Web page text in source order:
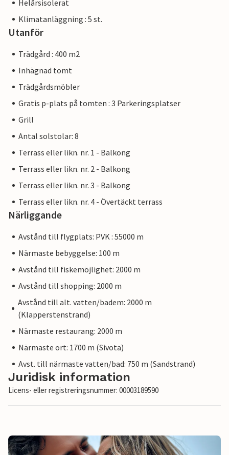
Helårsisolerat
Klimatanläggning : 5 st.
Utanför
Trädgård : 400 m2
Inhägnad tomt
Trädgårdsmöbler
Gratis p-plats på tomten : 3 Parkeringsplatser
Grill
Antal solstolar: 8
Terrass eller likn. nr. 1 - Balkong
Terrass eller likn. nr. 2 - Balkong
Terrass eller likn. nr. 3 - Balkong
Terrass eller likn. nr. 4 - Övertäckt terrass
Närliggande
Avstånd till flygplats: PVK : 55000 m
Närmaste bebyggelse: 100 m
Avstånd till fiskemöjlighet: 2000 m
Avstånd till shopping: 2000 m
Avstånd till alt. vatten/badem: 2000 m
(Klapperstenstrand)
Närmaste restaurang: 2000 m
Närmaste ort: 1700 m (Sivota)
Avst. till närmaste vatten/bad: 750 m (Sandstrand)
Juridisk information
Licens- eller registreringsnummer: 00003189590